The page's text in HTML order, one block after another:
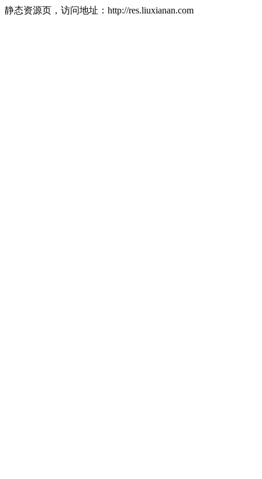
静态资源页，访问地址：http://res.liuxianan.com